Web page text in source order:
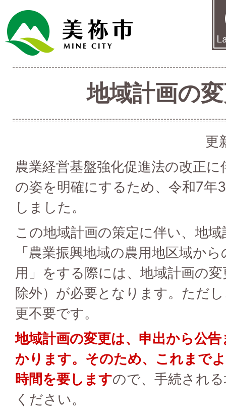
地域計画の
更
農業経営基盤強化促進法の改正
の姿を明確にするため、令和7年
しました。
この地域計画の策定に伴い、地
「農業振興地域の農用地区域か
用」をする際には、地域計画の
除外）が必要となります。ただ
更不要です。
地域計画の変更は、申出から公
かります。そのため、これまで
時間を要しますので、手続され
ください。